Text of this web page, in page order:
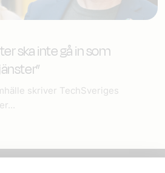
ska inte gå in som
skriver TechSveriges